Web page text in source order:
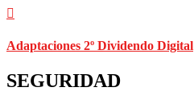
Adaptaciones 2º Dividendo Digital
SEGURIDAD